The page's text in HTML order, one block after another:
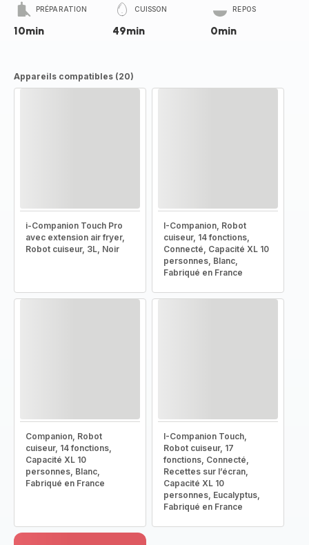
PRÉPARATION
10min
CUISSON
49min
REPOS
0min
Appareils compatibles (20)
i-Companion Touch Pro
avec extension air fryer,
Robot cuiseur, 3L, Noir
I-Companion, Robot
cuiseur, 14 fonctions,
Connecté, Capacité XL 10
personnes, Blanc,
Fabriqué en France
Companion, Robot
cuiseur, 14 fonctions,
Capacité XL 10
personnes, Blanc,
Fabriqué en France
I-Companion Touch,
Robot cuiseur, 17
fonctions, Connecté,
Recettes sur l’écran,
Capacité XL 10
personnes, Eucalyptus,
Fabriqué en France